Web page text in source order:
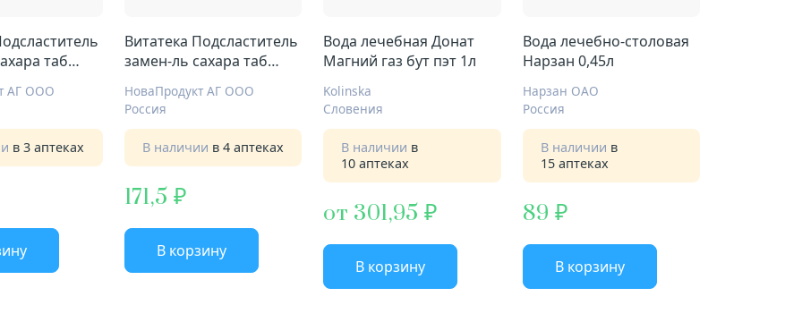
таб
АГ ООО
в 3 аптеках
Витатека Подсластитель
замен-ль сахара таб
НоваПродукт АГ ООО
Россия
В наличии в 4 аптеках
171,5
В корзину
Вода лечебная Донат
Магний газ бут пэт 1л
Kolinska
Словения
В наличии в
10 аптеках
от 301,95
В корзину
Вода лечебно-столовая
Нарзан 0,45л
Нарзан ОАО
Россия
В наличии в
15 аптеках
89
В корзину